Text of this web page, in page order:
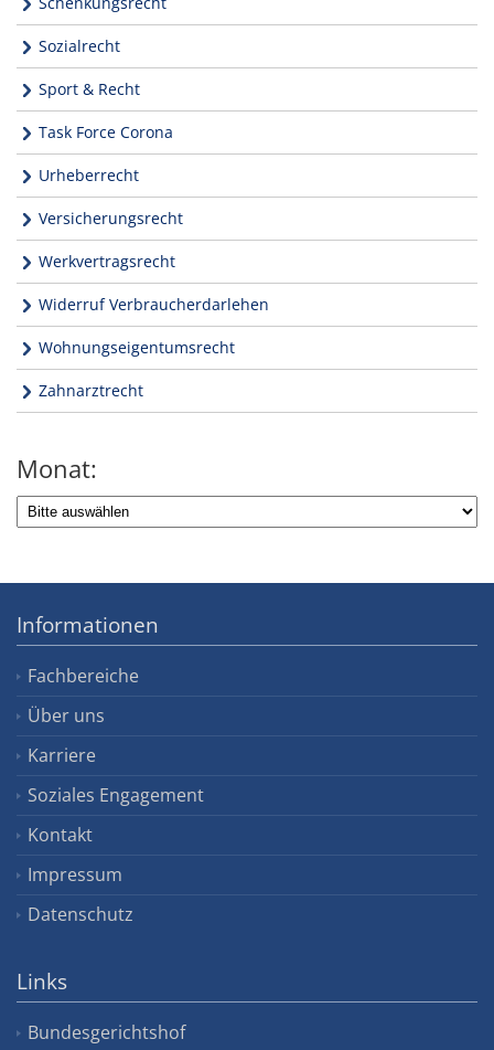
Sozialrecht
Sport & Recht
Task Force Corona
Urheberrecht
Versicherungsrecht
Werkvertragsrecht
Widerruf Verbraucherdarlehen
Wohnungseigentumsrecht
Zahnarztrecht
Monat:
Informationen
Fachbereiche
Über uns
Karriere
Soziales Engagement
Kontakt
Impressum
Datenschutz
Links
Bundesgerichtshof